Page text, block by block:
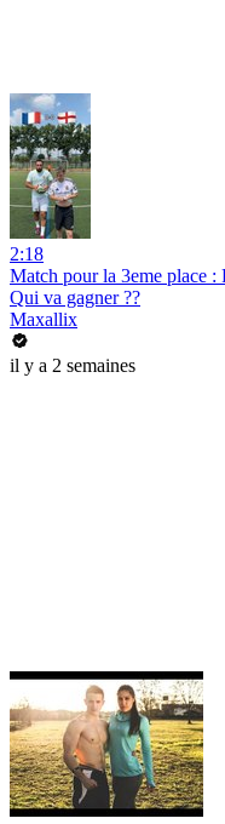
2:18
Match pour la 3eme
Qui va gagner ??
Maxallix
il y a 2 semaines